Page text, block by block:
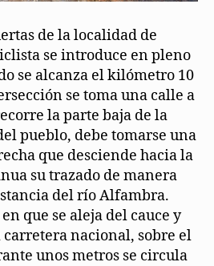
de la localidad de
se introduce en pleno
se alcanza el kilómetro 10
se toma una calle a
la parte baja de la
pueblo, debe tomarse una
que desciende hacia la
su trazado de manera
del río Alfambra.
que se aleja del cauce y
nacional, sobre el
unos metros se circula